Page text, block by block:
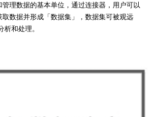
管理数据的基本单位，通过连接器，用户可以
取数据并形成「数据集」，数据集可被观远
析和处理。